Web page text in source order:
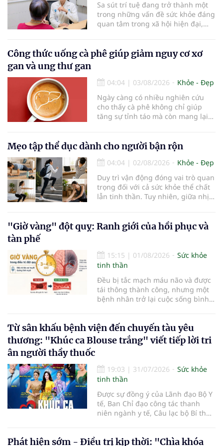
Sa sút trí tuệ đang trở thành một
trong những vấn đề sức khỏe đáng
quan tâm trong xã hội hiện đại,
triệu người trên thế giới đang
sống chung với bệnh, trong đó
70% trường hợp.
Công thức uống cà phê giúp giảm nguy cơ xơ
gan và ung thư gan
04:04 | 03/08/2026
Khỏe - Đẹp
Ngày càng có nhiều nghiên cứu
cho thấy cà phê không chỉ giúp
tăng sự tỉnh táo mà còn mang lại
đóng vai trò lọc độc tố, chuyển hóa
thuốc và dự trữ nhiều vitamin,
khoáng chất thiết yếu nhưng cũng
rất dễ bị tổn thương…
Mẹo tập thể dục dành cho người bận rộn
04:04 | 02/08/2026
Khỏe - Đẹp
Duy trì vận động đóng vai trò quan
trọng đối với cả sức khỏe thể chất
lẫn tinh thần. Tuy nhiên, giữa nhịp
cho các hoạt động tập luyện
thường trở thành một thách thức
"Giờ vàng" đột quỵ: Ranh giới của hồi phục và
tàn phế
15:15 | 01/08/2026
Sức khỏe
tinh thần
Đều bị tắc mạch máu não và được
tái thông thành công, nhưng một
bệnh nhân trở lại cuộc sống bình
trường hợp tại Bệnh viện Đại học Y
Hà Nội cho thấy "giờ vàng" không
chỉ quyết định việc "cứu não" mà
của người bệnh.
Từ sân khấu bệnh viện đến chuyến tàu yêu
thương: "Khúc ca Blouse trắng" viết tiếp lời tri
ân người thầy thuốc
19:03 | 31/07/2026
Sức khỏe
tinh thần
Được sự đồng ý của Lãnh đạo Bộ Y
tế, Ban Chỉ đạo công tác thanh
niên ngành y tế, Câu lạc bộ Bí thư
ngành y tế chính thức khởi động
Phát hiện sớm - Điều trị kịp thời: "Chìa khóa